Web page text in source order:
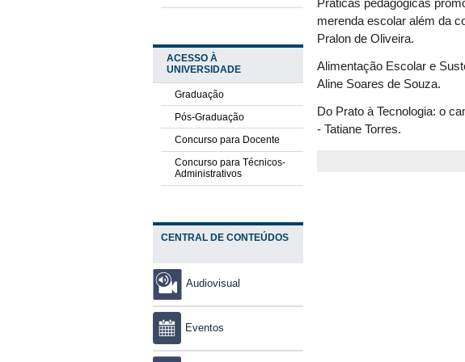
ACESSO À
UNIVERSIDADE
Graduação
Pós-Graduação
Concurso para Docente
Concurso para Técnicos-
Administrativos
CENTRAL DE CONTEÚDOS
Audiovisual
Eventos
Práticas pedagógicas
merenda escolar além da
Pralon de Oliveira.
Alimentação Escolar e
Aline Soares de Souza.
Do Prato à Tecnologia: o
- Tatiane Torres.